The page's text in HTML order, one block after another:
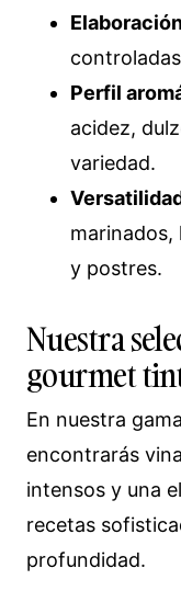
Perfil
acidez,
variedad.
marinados,
y postres.
Nuestra
gourmet
En nuestra
encontrarás
intensos y una
recetas
profundidad.